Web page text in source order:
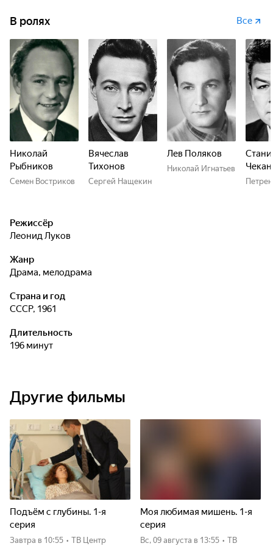
В ролях Все
Николай
Рыбников
Семен Востриков
Вячеслав
Тихонов
Сергей Нащекин
Лев Поляков
Николай Игнатьев
Чекан
Режиссёр
Леонид Луков
Жанр
драма, мелодрама
Страна и год
СССР, 1961
Длительность
196 минут
Другие фильмы
Подъём с глубины. 1-я
серия
Завтра в 10:55 • ТВ Центр
Моя любимая мишень. 1-я
серия
вс, 09 августа в 13:55 • ТВ